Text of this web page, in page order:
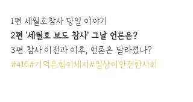
1편 세월호참사 당일 이야기
2편 '세월호 보도 참사' 그날 언론은?
3편 참사 이전과 이후, 언론은 달라졌나?
#416#기억은힘이세지 #일상이안전한사회